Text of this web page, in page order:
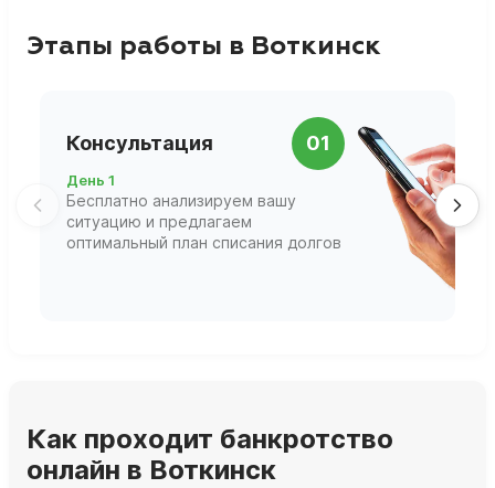
Этапы работы в Воткинск
Консультация 01
День 1
Бесплатно анализируем вашу
ситуацию и предлагаем
оптимальный план списания долгов
Как проходит банкротство
онлайн в Воткинск